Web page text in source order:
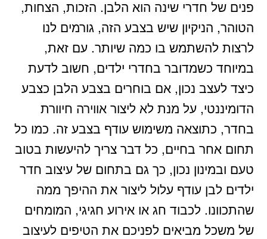
פנים של חדרי שינה הוא הלבן. הזכות, הצחות,
הטוהר, הניקיון שיש בצבע הזה, גורמים לנו
לרצות להשתמש בו כמה שיותר. עם זאת,
במיוחד כשמדובר בחדרי ילדים, חשוב לדעת
כיצד לעצב נכון, אם בוחרים בצבע הלבן כצבע
הדומיננטי, על מנת לא ליצור אווירה חיוורת
בחדר, כתוצאה משימוש עודף בצבע זה. כמו כל
תחום אחר בחיים, כל דבר צריך להיעשות בטוב
טעם ובמינון נכון, כך גם בתחום של עיצוב חדר
ילדים לבן עודף עלול ליצור את ההיפך ממה
שהתכוונו. לכבוד חג או אירוע חגיגי, המומחים
של משכל מביאים לפניכם את הטיפים לעיצוב